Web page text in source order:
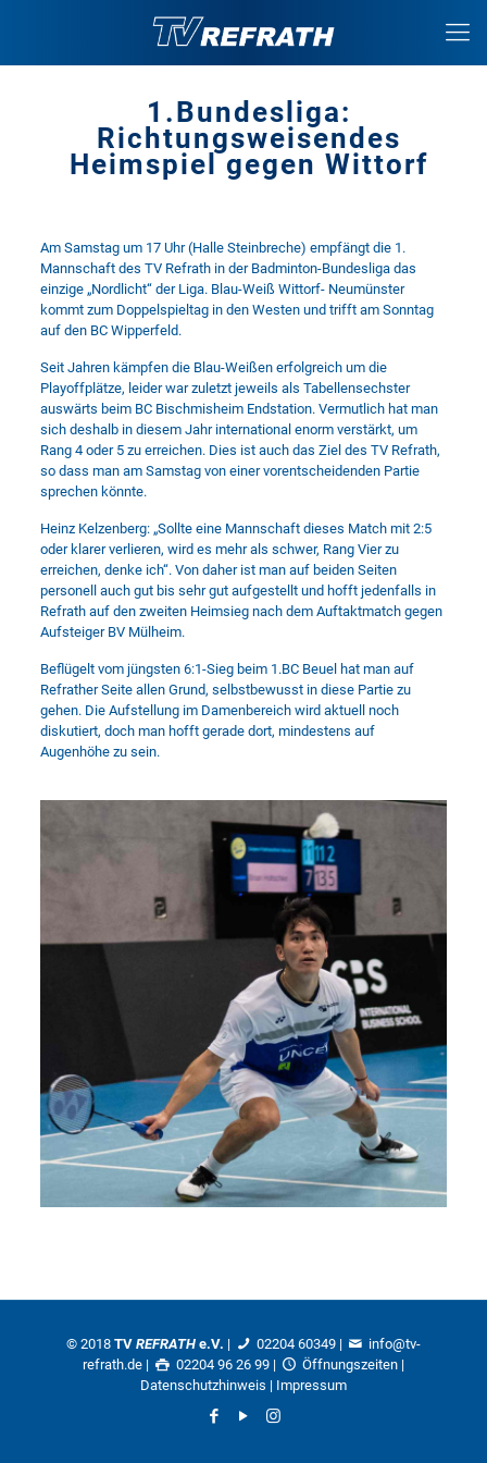
1.Bundesliga:
Richtungsweisendes
Heimspiel gegen Wittorf
Am Samstag um 17 Uhr (Halle Steinbreche) empfängt die 1.
Mannschaft des TV Refrath in der Badminton-Bundesliga das
einzige „Nordlicht“ der Liga. Blau-Weiß Wittorf- Neumünster
kommt zum Doppelspieltag in den Westen und trifft am Sonntag
auf den BC Wipperfeld.
Seit Jahren kämpfen die Blau-Weißen erfolgreich um die
Playoffplätze, leider war zuletzt jeweils als Tabellensechster
auswärts beim BC Bischmisheim Endstation. Vermutlich hat man
sich deshalb in diesem Jahr international enorm verstärkt, um
Rang 4 oder 5 zu erreichen. Dies ist auch das Ziel des TV Refrath,
so dass man am Samstag von einer vorentscheidenden Partie
sprechen könnte.
Heinz Kelzenberg: „Sollte eine Mannschaft dieses Match mit 2:5
oder klarer verlieren, wird es mehr als schwer, Rang Vier zu
erreichen, denke ich“. Von daher ist man auf beiden Seiten
personell auch gut bis sehr gut aufgestellt und hofft jedenfalls in
Refrath auf den zweiten Heimsieg nach dem Auftaktmatch gegen
Aufsteiger BV Mülheim.
Beflügelt vom jüngsten 6:1-Sieg beim 1.BC Beuel hat man auf
Refrather Seite allen Grund, selbstbewusst in diese Partie zu
gehen. Die Aufstellung im Damenbereich wird aktuell noch
diskutiert, doch man hofft gerade dort, mindestens auf
Augenhöhe zu sein.
© 2018 TV REFRATHe.V. | 02204 60349 |
info@tv-
refrath.de | 02204 96 26 99 | Öffnungszeiten|
Datenschutzhinweis | Impressum